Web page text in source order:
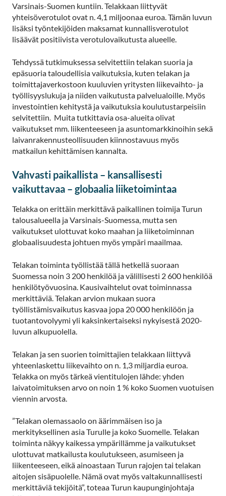
Varsinais-Suomen kuntiin. Telakkaan liittyvät
yhteisöverotulot ovat n. 4,1 miljoonaa euroa. Tämän luvun
lisäksi työntekijöiden maksamat kunnallisverotulot
lisäävät positiivista verotulovaikutusta alueelle.
Tehdyssä tutkimuksessa selvitettiin telakan suoria ja
epäsuoria taloudellisia vaikutuksia, kuten telakan ja
toimittajaverkostoon kuuluvien yritysten liikevaihto- ja
työllisyyslukuja ja niiden vaikutusta palvelualoille. Myös
investointien kehitystä ja vaikutuksia koulutustarpeisiin
selvitettiin. Muita tutkittavia osa-alueita olivat
vaikutukset mm. liikenteeseen ja asuntomarkkinoihin sekä
laivanrakennusteollisuuden kiinnostavuus myös
matkailun kehittämisen kannalta.
Vahvasti paikallista – kansallisesti
vaikuttavaa – globaalia liiketoimintaa
Telakka on erittäin merkittävä paikallinen toimija Turun
talousalueella ja Varsinais-Suomessa, mutta sen
vaikutukset ulottuvat koko maahan ja liiketoiminnan
globaalisuudesta johtuen myös ympäri maailmaa.
Telakan toiminta työllistää tällä hetkellä suoraan
Suomessa noin 3 200 henkilöä ja välillisesti 2 600 henkilöä
henkilötyövuosina. Kausivaihtelut ovat toiminnassa
merkittäviä. Telakan arvion mukaan suora
työllistämisvaikutus kasvaa jopa 20 000 henkilöön ja
tuotantovolyymi yli kaksinkertaiseksi nykyisestä 2020-
luvun alkupuolella.
Telakan ja sen suorien toimittajien telakkaan liittyvä
yhteenlaskettu liikevaihto on n. 1,3 miljardia euroa.
Telakka on myös tärkeä vientitulojen lähde: yhden
laivatoimituksen arvo on noin 1 % koko Suomen vuotuisen
viennin arvosta.
”Telakan olemassaolo on äärimmäisen iso ja
merkityksellinen asia Turulle ja koko Suomelle. Telakan
toiminta näkyy kaikessa ympärillämme ja vaikutukset
ulottuvat matkailusta koulutukseen, asumiseen ja
liikenteeseen, eikä ainoastaan Turun rajojen tai telakan
aitojen sisäpuolelle. Nämä ovat myös valtakunnallisesti
merkittäviä tekijöitä”, toteaa Turun kaupunginjohtaja